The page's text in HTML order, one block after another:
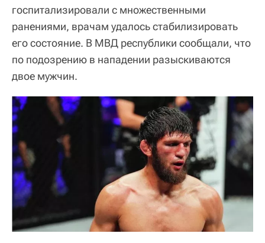
госпитализировали с множественными
ранениями, врачам удалось стабилизировать
его состояние. В МВД республики сообщали, что
по подозрению в нападении разыскиваются
двое мужчин.